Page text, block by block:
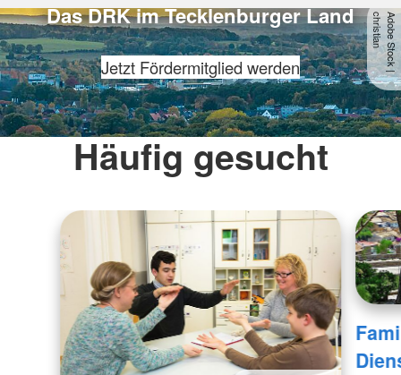
A
d
o
b
e
S
t
o
c
k
|
c
h
r
is
t
ia
n
Das DRK im Tecklenburger Land
Jetzt Fördermitglied werden
Häufig gesucht